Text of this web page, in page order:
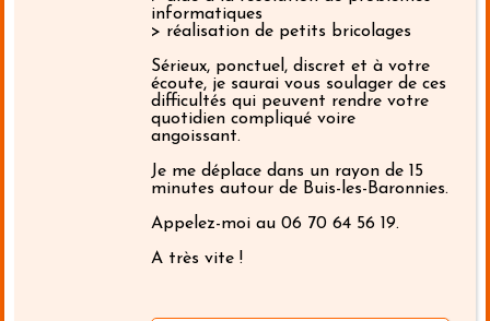
informatiques
> réalisation de petits bricolages
Sérieux, ponctuel, discret et à votre
écoute, je saurai vous soulager de ces
difficultés qui peuvent rendre votre
quotidien compliqué voire
angoissant.
Je me déplace dans un rayon de 15
minutes autour de Buis-les-Baronnies.
Appelez-moi au 06 70 64 56 19.
A très vite !